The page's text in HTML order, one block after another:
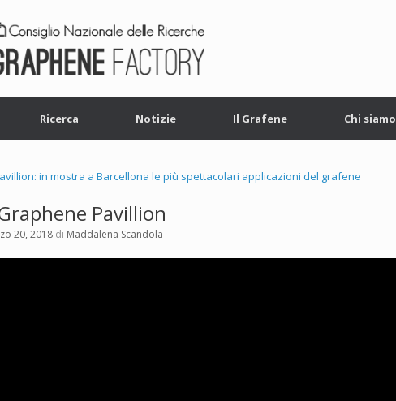
Ricerca Notizie Il Grafene Chi siamo
in mostra a Barcellona le più spettacolari applicazioni del grafene
Pavillion
20, 2018 di Maddalena Scandola